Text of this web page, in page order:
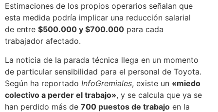
Estimaciones de los propios operarios señalan que
esta medida podría implicar una reducción salarial
de entre $500.000 y $700.000 para cada
trabajador afectado.
La noticia de la parada técnica llega en un momento
de particular sensibilidad para el personal de Toyota.
Según ha reportado InfoGremiales, existe un «miedo
colectivo a perder el trabajo», y se calcula que ya se
han perdido más de 700 puestos de trabajo en la